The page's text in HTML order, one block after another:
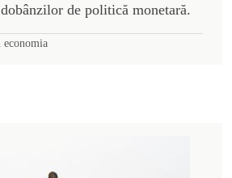
de politică monetară.